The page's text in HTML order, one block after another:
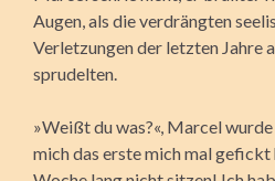
Augen, als die verdrängten
Verletzungen der letzten Jahre
sprudelten.
»Weißt du was?«, Marcel
mich das erste mich mal gefickt